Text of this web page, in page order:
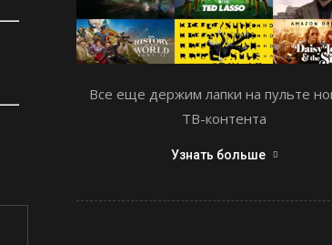
Все еще держим лапки на пульте
ТВ-контента
Узнать больше